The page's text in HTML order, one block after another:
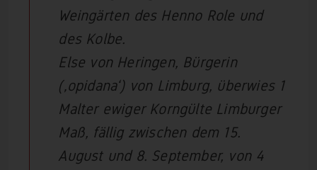
Weingärten des Henno Role und
des Kolbe.
Else von Heringen, Bürgerin
(‚opidana‘) von Limburg, überwies 1
Malter ewiger Korngülte Limburger
Maß, fällig zwischen dem 15.
August und 8. September, von 4